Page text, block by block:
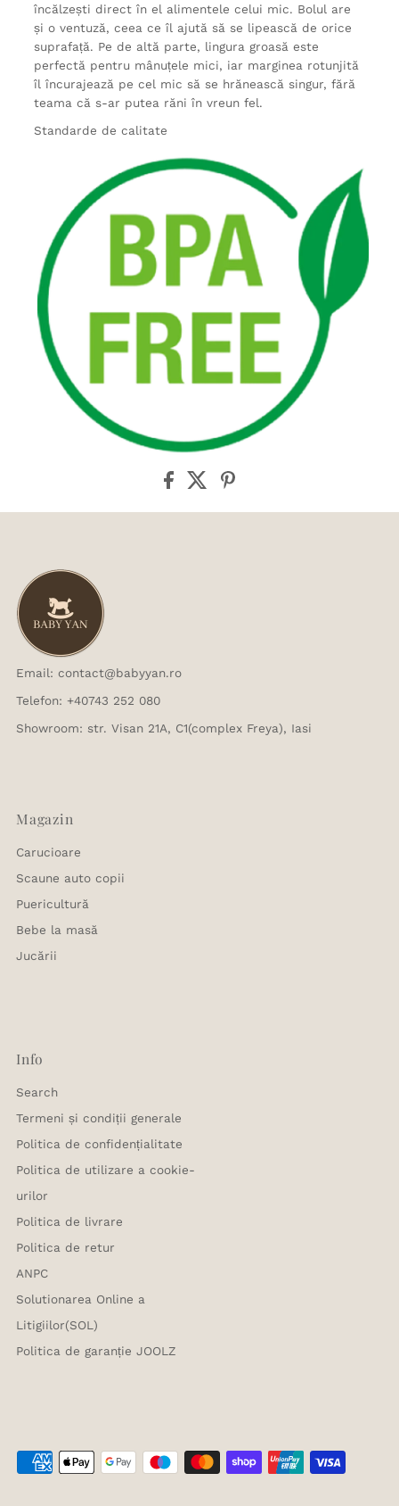
încălzești direct în el alimentele celui mic. Bolul are
și o ventuză, ceea ce îl ajută să se lipească de orice
suprafață. Pe de altă parte, lingura groasă este
perfectă pentru mânuțele mici, iar marginea rotunjită
îl încurajează pe cel mic să se hrănească singur, fără
teama că s-ar putea răni în vreun fel.
Standarde de calitate
Email: contact@babyyan.ro
Telefon: +40743 252 080
Showroom: str. Visan 21A, C1(complex Freya), Iasi
Magazin
Carucioare
Scaune auto copii
Puericultură
Bebe la masă
Jucării
Info
Search
Termeni și condiții generale
Politica de confidențialitate
Politica de utilizare a cookie-
urilor
Politica de livrare
Politica de retur
ANPC
Solutionarea Online a
Litigiilor(SOL)
Politica de garanție JOOLZ